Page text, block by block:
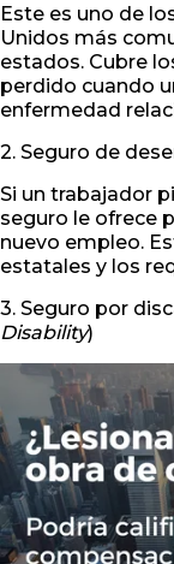
Este es uno de
Unidos más
estados. Cubre
perdido cuando
enfermedad
2. Seguro de
Si un trabajador
seguro le ofrece
nuevo empleo.
estatales y los
3. Seguro por
Disability)